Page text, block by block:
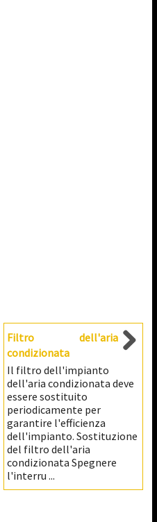
Filtro dell'aria
condizionata
Il filtro dell'impianto
dell'aria condizionata deve
essere sostituito
periodicamente per
garantire l'efficienza
dell'impianto. Sostituzione
del filtro dell'aria
condizionata Spegnere
l'interru ...